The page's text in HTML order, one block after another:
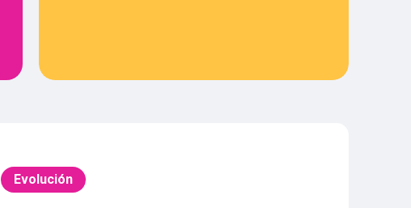
Evolución